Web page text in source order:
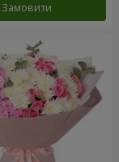
Замовити